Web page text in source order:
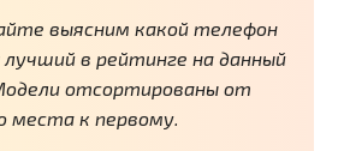
выясним какой телефон
в рейтинге на данный
отсортированы от
места к первому.